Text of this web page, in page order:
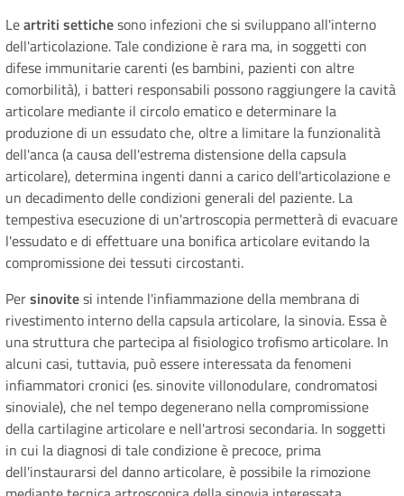
Leartriti settichesono infezioni che si sviluppano all'interno
dell'articolazione. Tale condizione è rara ma, in soggetti con
difese immunitarie carenti (es bambini, pazienti con altre
comorbilità), i batteri responsabili possono raggiungere la cavità
articolare mediante il circolo ematico e determinare la
produzione di un essudato che, oltre a limitare la funzionalità
dell'anca (a causa dell'estrema distensione della capsula
articolare), determina ingenti danni a carico dell'articolazione e
un decadimento delle condizioni generali del paziente. La
tempestiva esecuzione di un'artroscopia permetterà di evacuare
l'essudato e di effettuare una bonifica articolare evitando la
compromissione dei tessuti circostanti.
Persinovitesi intende l'infiammazione della membrana di
rivestimento interno della capsula articolare, la sinovia. Essa è
una struttura che partecipa al fisiologico trofismo articolare. In
alcuni casi, tuttavia, può essere interessata da fenomeni
infiammatori cronici (es. sinovite villonodulare, condromatosi
sinoviale), che nel tempo degenerano nella compromissione
della cartilagine articolare e nell'artrosi secondaria. In soggetti
in cui la diagnosi di tale condizione è precoce, prima
dell'instaurarsi del danno articolare, è possibile la rimozione